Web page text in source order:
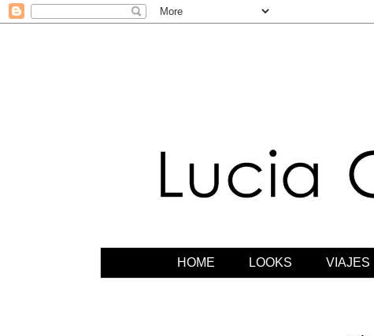
HOME LOOKS VIAJES